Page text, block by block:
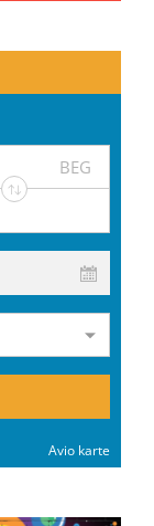
BEG
Avio karte